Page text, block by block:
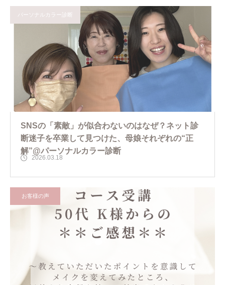
パーソナルカラー診断
SNSの「素敵」が似合わないのはなぜ？ネット診
断迷子を卒業して見つけた、母娘それぞれの“正
解”@パーソナルカラー診断
2026.03.18
お客様の声